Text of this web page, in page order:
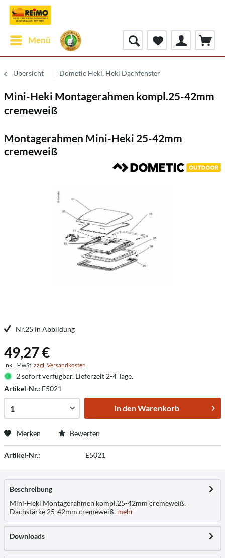
Menü
Übersicht Dometic Heki, Heki Dachfenster
Mini-Heki Montagerahmen kompl.25-42mm
cremeweiß
Montagerahmen Mini-Heki 25-42mm
cremeweiß
Nr.25 in Abbildung
49,27 €
inkl. MwSt. zzgl. Versandkosten
2 sofort verfügbar. Lieferzeit 2-4 Tage.
Artikel-Nr.: E5021
In denWarenkorb
Merken Bewerten
Artikel-Nr.: E5021
Beschreibung
Mini-Heki Montagerahmen kompl.25-42mm cremeweiß.
Dachstärke 25-42mm cremeweiß. mehr
Downloads